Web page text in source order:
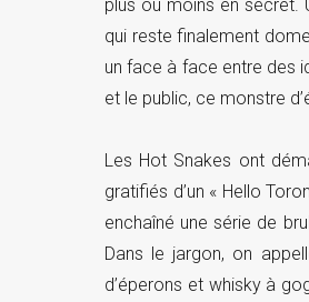
plus ou moins en secret.
qui reste finalement
un face à face entre des
et le public, ce monstre
Les Hot Snakes ont
gratifiés d’un « Hello
enchaîné une série de
Dans le jargon, on
d’éperons et whisky à